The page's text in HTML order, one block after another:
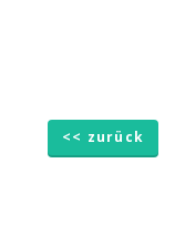
<< zurück